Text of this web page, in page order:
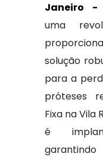
Janeiro -
uma
solução
para a
próteses
Fixa na Vila
é